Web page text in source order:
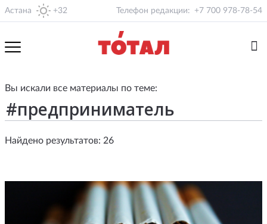
Астана +32 Телефон редакции: +7 700 978-78-54
Вы искали все материалы по теме:
Найдено результатов: 26